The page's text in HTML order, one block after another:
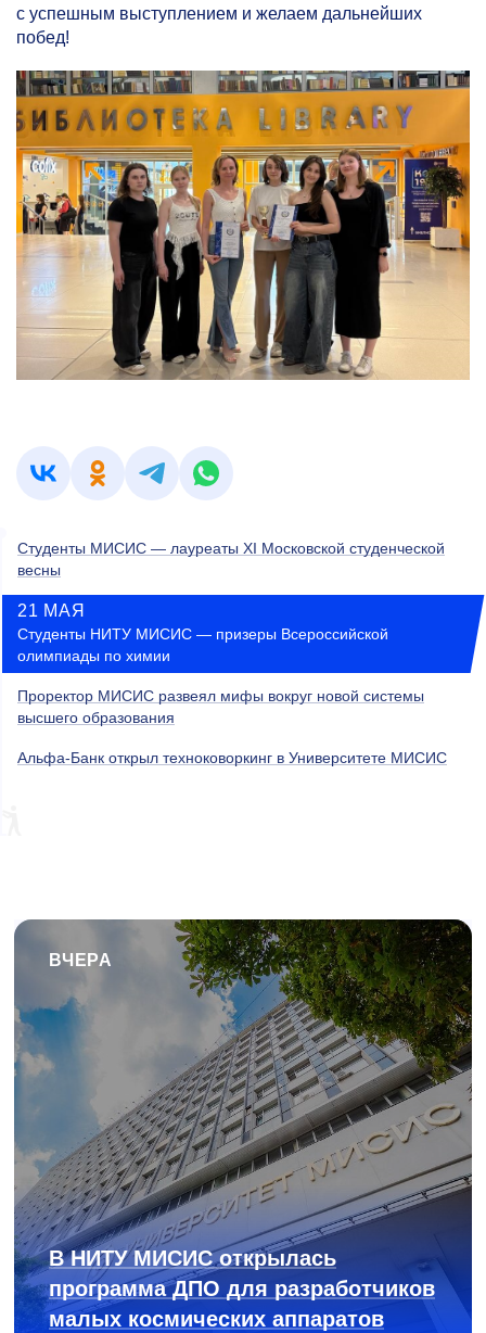
с успешным выступлением и желаем дальнейших
побед!
Студенты МИСИС — лауреаты XI Московской студенческой
весны
21 МАЯ
Студенты НИТУ МИСИС — призеры Всероссийской
олимпиады по химии
Проректор МИСИС развеял мифы вокруг новой системы
высшего образования
Альфа-Банк открыл техноковоркинг в Университете МИСИС
ВЧЕРА
В НИТУ МИСИС открылась
программа ДПО для разработчиков
малых космических аппаратов